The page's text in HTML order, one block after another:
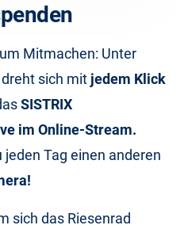
Mitmachen: Unter
dreht sich mit jedem Klick
SISTRIX
im Online-Stream.
Tag einen anderen
sich das Riesenrad